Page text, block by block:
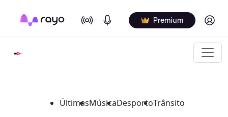
On Air Podcasts Premium Log in
ÚltimasMúsicaDesportoTrânsito